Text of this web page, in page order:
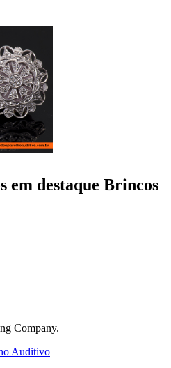
em destaque Brincos
Company.
Auditivo